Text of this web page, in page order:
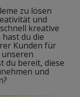
zu lösen
und
kreative
du die
Kunden für
du bereit, diese
und